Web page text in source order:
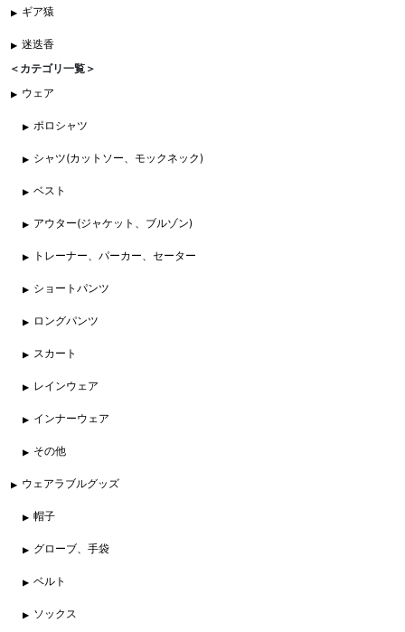
ギア猿
迷迭香
＜カテゴリ一覧＞
ウェア
ポロシャツ
シャツ(カットソー、モックネック)
ベスト
アウター(ジャケット、ブルゾン)
トレーナー、パーカー、セーター
ショートパンツ
ロングパンツ
スカート
レインウェア
インナーウェア
その他
ウェアラブルグッズ
帽子
グローブ、手袋
ベルト
ソックス